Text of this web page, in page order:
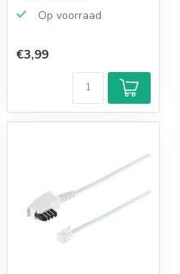
Op voorraad
€3,99